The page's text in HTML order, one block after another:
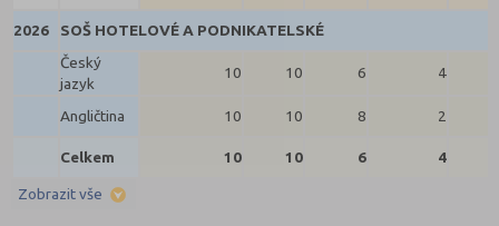
2026
SOŠ HOTELOVÉ A PODNIKATELSKÉ
Český
jazyk
10 10 6 4
Angličtina 10 10 8 2
Celkem 10 10 6 4
Zobrazit vše